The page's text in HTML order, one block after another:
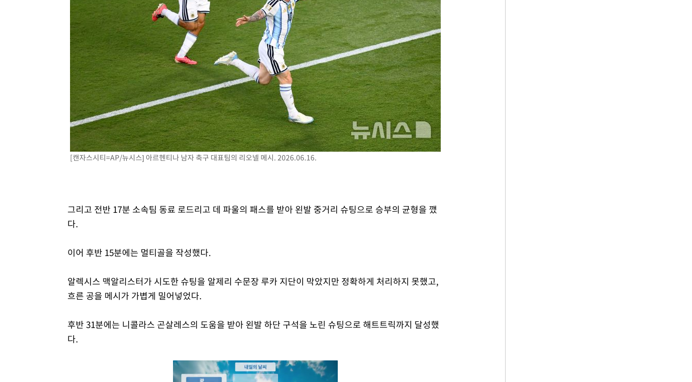
[캔자스시티=AP/뉴시스] 아르헨티나 남자 축구 대표팀의 리오넬 메시. 2026.06.16.
그리고 전반 17분 소속팀 동료 로드리고 데 파울의 패스를 받아 왼발 중거리 슈팅으로 승부의 균형을 깼
다.
이어 후반 15분에는 멀티골을 작성했다.
알렉시스 맥알리스터가 시도한 슈팅을 알제리 수문장 루카 지단이 막았지만 정확하게 처리하지 못했고,
흐른 공을 메시가 가볍게 밀어넣었다.
후반 31분에는 니콜라스 곤살레스의 도움을 받아 왼발 하단 구석을 노린 슈팅으로 해트트릭까지 달성했
다.